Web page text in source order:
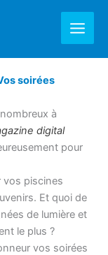
soirées
à
digital
pour
vos piscines
Et quoi de
de lumière et
le plus ?
vos soirées